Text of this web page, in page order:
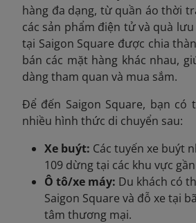
hàng đa dạng, từ quần áo thời
các sản phẩm điện tử và quà
tại Saigon Square được chia
bán các mặt hàng khác nhau,
dàng tham quan và mua sắm.
Để đến Saigon Square, bạn có
nhiều hình thức di chuyển sau:
Xe buýt: Các tuyến xe buýt
109 dừng tại các khu vực
Ô tô/xe máy: Du khách có
Saigon Square và đỗ xe tại
tâm thương mại.